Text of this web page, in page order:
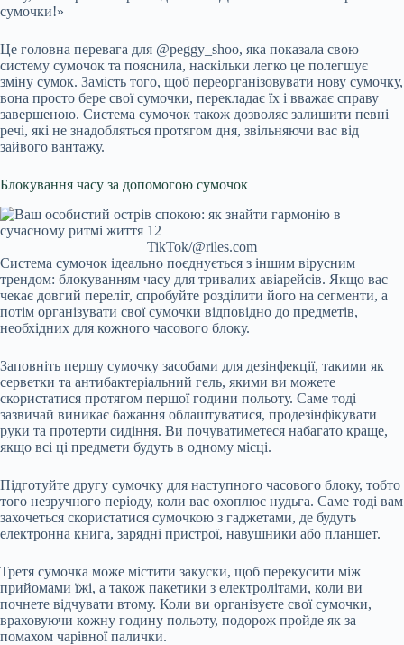
сумочки!»
Це головна перевага для @peggy_shoo, яка показала свою
систему сумочок та пояснила, наскільки легко це полегшує
зміну сумок. Замість того, щоб переорганізовувати нову сумочку,
вона просто бере свої сумочки, перекладає їх і вважає справу
завершеною. Система сумочок також дозволяє залишити певні
речі, які не знадобляться протягом дня, звільняючи вас від
зайвого вантажу.
Блокування часу за допомогою сумочок
TikTok/@riles.com
Система сумочок ідеально поєднується з іншим вірусним
трендом: блокуванням часу для тривалих авіарейсів. Якщо вас
чекає довгий переліт, спробуйте розділити його на сегменти, а
потім організувати свої сумочки відповідно до предметів,
необхідних для кожного часового блоку.
Заповніть першу сумочку засобами для дезінфекції, такими як
серветки та антибактеріальний гель, якими ви можете
скористатися протягом першої години польоту. Саме тоді
зазвичай виникає бажання облаштуватися, продезінфікувати
руки та протерти сидіння. Ви почуватиметеся набагато краще,
якщо всі ці предмети будуть в одному місці.
Підготуйте другу сумочку для наступного часового блоку, тобто
того незручного періоду, коли вас охоплює нудьга. Саме тоді вам
захочеться скористатися сумочкою з гаджетами, де будуть
електронна книга, зарядні пристрої, навушники або планшет.
Третя сумочка може містити закуски, щоб перекусити між
прийомами їжі, а також пакетики з електролітами, коли ви
почнете відчувати втому. Коли ви організуєте свої сумочки,
враховуючи кожну годину польоту, подорож пройде як за
помахом чарівної палички.